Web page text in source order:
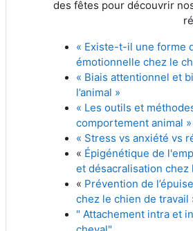
des fêtes pour découvrir
« Existe-t-il une forme
émotionnelle chez le
« Biais attentionnel et
l’animal »
« Les outils et
comportement animal »
« Stress vs anxiété vs
« Épigénétique de
et désacralisation chez
« Prévention de
chez le chien de travail
" Attachement intra et